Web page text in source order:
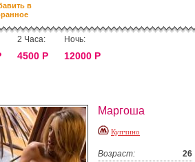
в
2 Часа:
4500 Р
Ночь:
12000 Р
Маргоша
Купчино
Возраст:
26